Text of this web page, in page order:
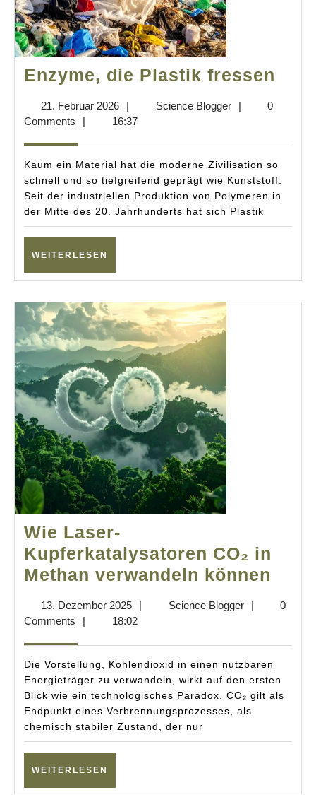
Enzyme, die Plastik fressen
21. Februar 202621.
Februar
| Science BloggerScience
|
0
Comments
| 16:37
Kaum ein Material hat die moderne Zivilisation so
schnell und so tiefgreifend geprägt wie Kunststoff.
Seit der industriellen Produktion von Polymeren in
der Mitte des 20. Jahrhunderts hat sich Plastik
WEITERLESEN
Wie Laser-
Kupferkatalysatoren CO₂ in
Methan verwandeln können
in
13. Dezember 202513.
Dezember
| Science BloggerScience
|
0
Comments
| 18:02
Die Vorstellung, Kohlendioxid in einen nutzbaren
Energieträger zu verwandeln, wirkt auf den ersten
Blick wie ein technologisches Paradox. CO₂ gilt als
Endpunkt eines Verbrennungsprozesses, als
chemisch stabiler Zustand, der nur
WEITERLESEN